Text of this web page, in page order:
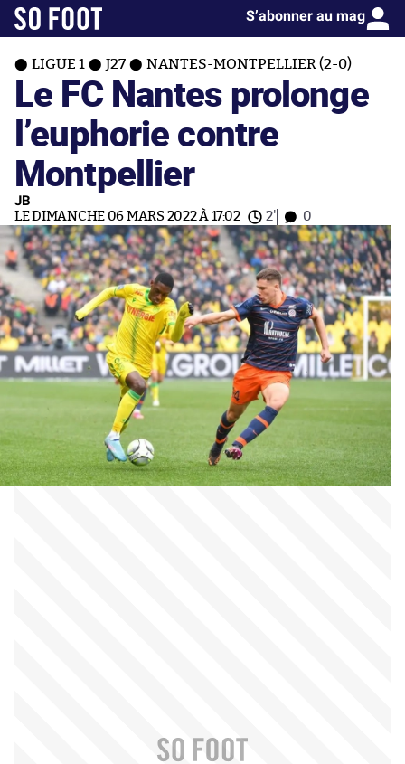
S’abonner au mag
LIGUE 1 J27 NANTES-MONTPELLIER (2-0)
Le FC Nantes prolonge
l’euphorie contre
Montpellier
JB
LE DIMANCHE 06 MARS 2022 À 17:02 2' 0